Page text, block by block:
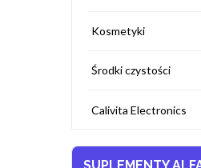
Kosmetyki
Środki czystości
Calivita Electronics